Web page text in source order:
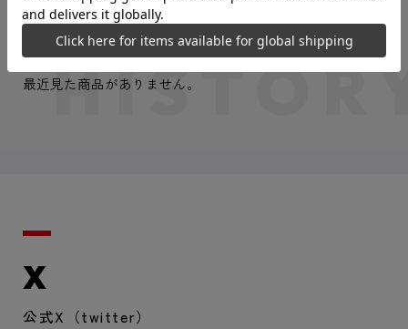
最近見た商品
最近見た商品がありません。
X
公式X（twitter）